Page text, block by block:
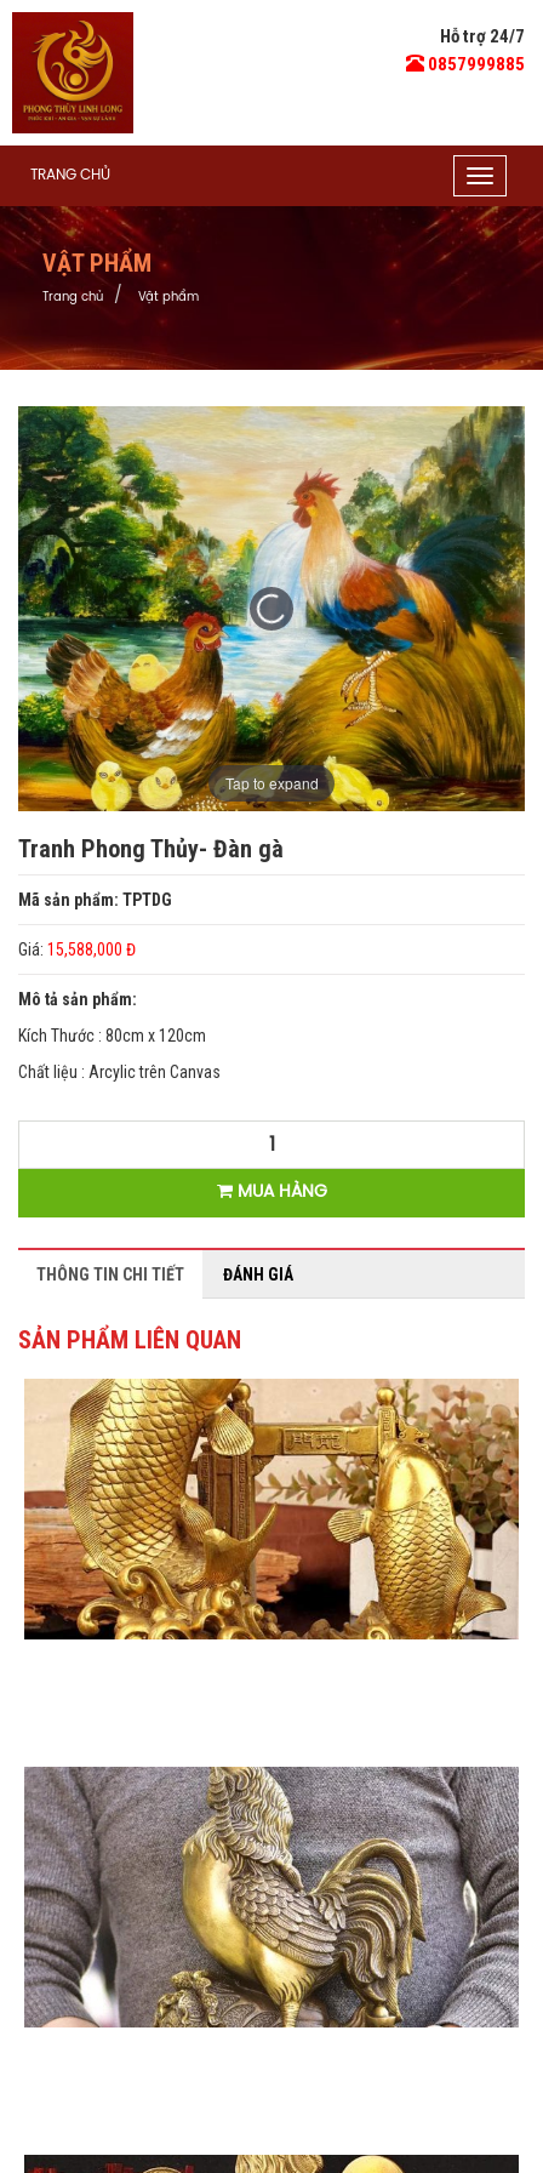
Hỗ trợ 24/7
0857999885
Toggle
TRANG CHỦ
VẬT PHẨM
Trang chủ Vật phẩm
Tap to expand
Tranh Phong Thủy- Đàn gà
Mã sản phẩm: TPTDG
Giá: 15,588,000 Đ
Mô tả sản phẩm:
Kích Thước : 80cm x 120cm
Chất liệu : Arcylic trên Canvas
MUA HÀNG
THÔNG TIN CHI TIẾT ĐÁNH GIÁ
SẢN PHẨM LIÊN QUAN